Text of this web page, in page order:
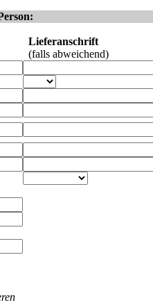
Lieferanschrift
(falls abweichend)